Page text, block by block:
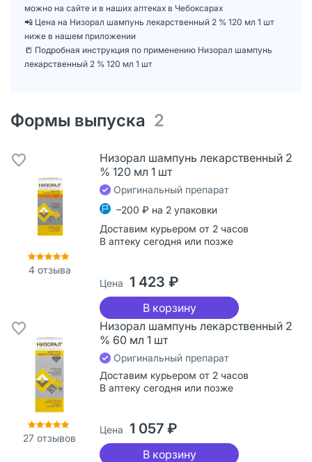
можно на сайте и в наших аптеках в Чебоксарах
📲 Цена на Низорал шампунь лекарственный 2 % 120 мл 1 шт
ниже в нашем приложении
📒 Подробная инструкция по применению Низорал шампунь
лекарственный 2 % 120 мл 1 шт
Формы выпуска 2
4отзыва
Низорал шампунь лекарственный 2
% 120 мл 1 шт
Оригинальный препарат
–200 ₽ на 2 упаковки
Доставим курьером от 2 часов
В аптеку сегодня или позже
Цена 1 423 ₽
В корзину
27 отзывов
Низорал шампунь лекарственный 2
% 60 мл 1 шт
Оригинальный препарат
Доставим курьером от 2 часов
В аптеку сегодня или позже
Цена 1 057 ₽
В корзину